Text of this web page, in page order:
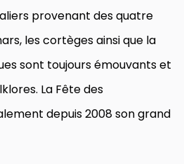
provenant des quatre
les cortèges ainsi que la
sont toujours émouvants et
La Fête des
depuis 2008 son grand